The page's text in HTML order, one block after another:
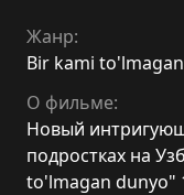
Жанр:
Bir kami
О фильме:
Новый
подростках на
to'lmagan dunyo"